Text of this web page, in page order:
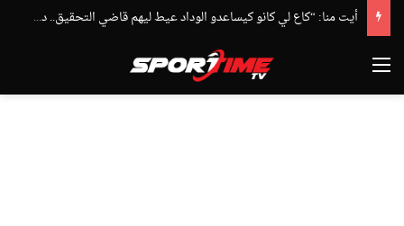
أيت منا: “كاع لي كانو كيساعدو الوداد عيط ليهم قاضي التحقيق.. دابا حتى شي واحد ما بقا باغي يعاون”
القائمة